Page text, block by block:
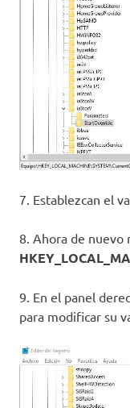
7. Establezcan el
8. Ahora de nuevo
9. En el panel
para modificar su